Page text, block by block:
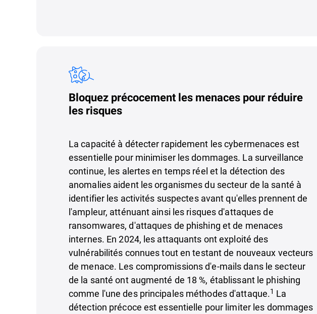
Bloquez précocement les menaces pour réduire
les risques
La capacité à détecter rapidement les cybermenaces est
essentielle pour minimiser les dommages. La surveillance
continue, les alertes en temps réel et la détection des
anomalies aident les organismes du secteur de la santé à
identifier les activités suspectes avant qu'elles prennent de
l'ampleur, atténuant ainsi les risques d'attaques de
ransomwares, d'attaques de phishing et de menaces
internes. En 2024, les attaquants ont exploité des
vulnérabilités connues tout en testant de nouveaux vecteurs
de menace. Les compromissions d'e-mails dans le secteur
de la santé ont augmenté de 18 %, établissant le phishing
comme l'une des principales méthodes d'attaque.1 La
détection précoce est essentielle pour limiter les dommages